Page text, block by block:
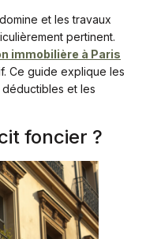
et les travaux
pertinent.
immobilière à Paris
Ce guide explique les
et les
foncier ?